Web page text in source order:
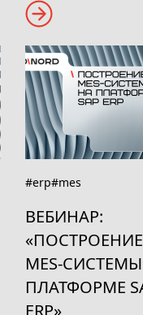
#erp#mes
ВЕБИНАР:
«ПОСТРОЕНИЕ
MES-
ПЛАТФОРМЕ
ERP»